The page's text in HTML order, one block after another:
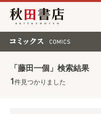
秋田書店
「藤田一個」検索結果
1件見つかりました